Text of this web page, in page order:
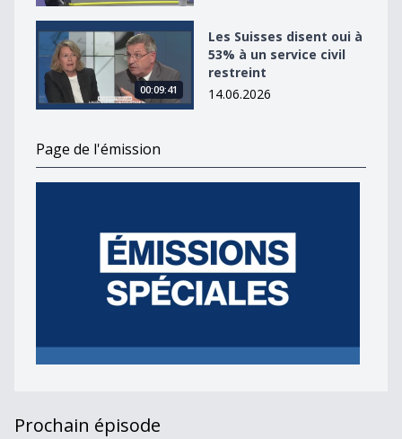
Les Suisses disent oui à 53% à un service civil restreint
00:09:41
Les Suisses disent oui à
53% à un service civil
restreint
14.06.2026
Page de l'émission
Prochain épisode